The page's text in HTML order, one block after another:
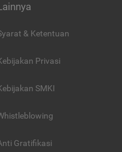
& Ketentuan
Privasi
SMKI
Gratifikasi